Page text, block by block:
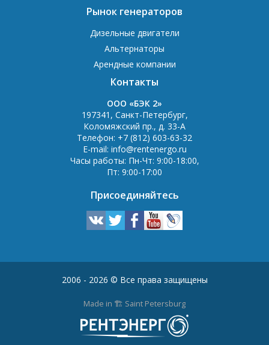
Рынок генераторов
Дизельные двигатели
Альтернаторы
Арендные компании
Контакты
OOO «БЭК 2»
197341 , Санкт-Петербург,
Коломяжский пр., д. 33-А
Телефон: +7 (812) 603-63-32
E-mail: info@rentenergo.ru
Часы работы: Пн-Чт: 9:00-18:00,
Пт: 9:00-17:00
Присоединяйтесь
2006 - 2026 © Все права защищены
Made in 🏗️ Saint Petersburg